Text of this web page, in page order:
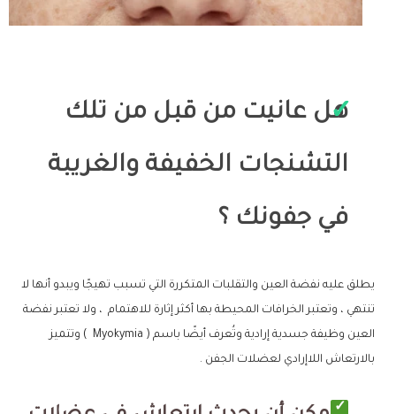
هل عانيت من قبل من تلك
التشنجات الخفيفة والغريبة
في جفونك ؟
يطلق عليه نفضة العين والتقلبات المتكررة التي تسبب تهيجًا ويبدو أنها لا
تنتهي ، وتعتبر الخرافات المحيطة بها أكثر إثارة للاهتمام ، ولا تعتبر نفضة
العين وظيفة جسدية إرادية وتُعرف أيضًا باسم ( Myokymia ) وتتميز
بالارتعاش اللاإرادي لعضلات الجفن .